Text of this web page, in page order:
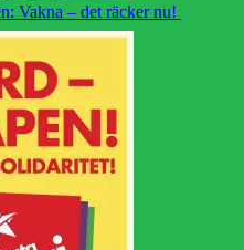
Vakna – det räcker nu!